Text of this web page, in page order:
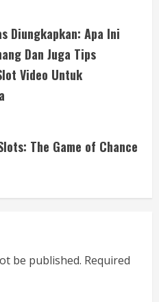
Diungkapkan: Apa Ini
Dan Juga Tips
Video Untuk
The Game of Chance
be published. Required